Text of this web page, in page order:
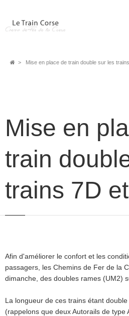
Breadcrumb
Mise en place de train double sur les
Mise en
train
trains 7D
Afin d'améliorer le confort et les
passagers, les Chemins de Fer de la
dimanche, des doubles rames (UM2)
La longueur de ces trains étant
(rappelons que deux Autorails de type